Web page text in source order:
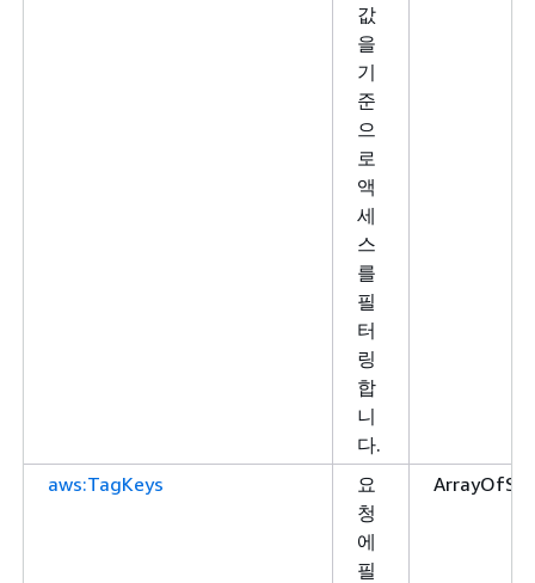
값
을
기
준
으
로
액
세
스
를
필
터
링
합
니
다.
aws:TagKeys
요
청
에
필